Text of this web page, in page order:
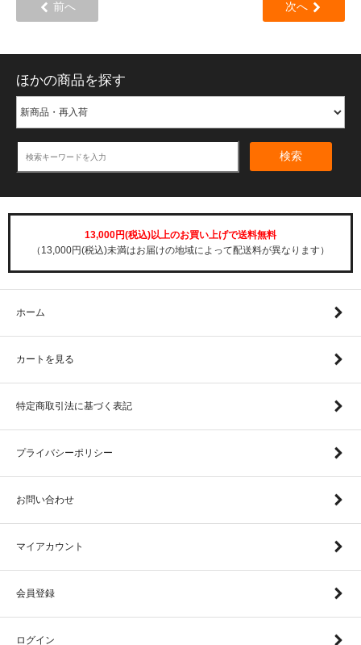
前へ 次へ
ほかの商品を探す
検索
13,000円(税込)以上のお買い上げで送料無料
（13,000円(税込)未満はお届けの地域によって配送料が異なります）
ホーム
カートを見る
特定商取引法に基づく表記
プライバシーポリシー
お問い合わせ
マイアカウント
会員登録
ログイン